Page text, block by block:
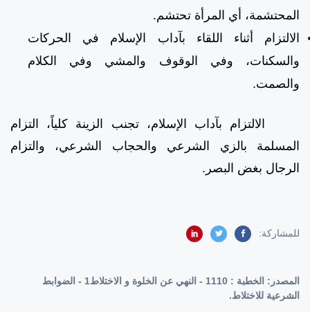
المحتشمة، أي المرأة تحتشم.
الالتزام أثناء اللقاء بآداب الإسلام في الحركات
والسكنات، وفي الوقوف والمشي وفي الكلام
والصمت.
الالتزام بآداب الإسلام، تجنب الزينة كلياً، التزام
المسلمة بالزي الشرعي والحجاب الشرعي، والتزام
الرجال بغض البصر.
للمشاركة:
المصدر:
الخطبة : 1110 - النهي عن الخلوة و الاختلاط1 - الضوابط
الشرعية للاختلاط.